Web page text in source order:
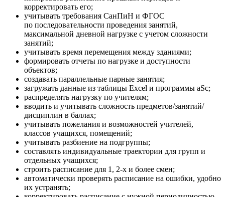
корректировать его;
учитывать требования СанПиН и ФГОС
по последовательности проведения занятий,
максимальной дневной нагрузке с учетом сложности
занятий;
учитывать время перемещения между зданиями;
формировать отчеты по нагрузке и доступности
объектов;
создавать параллельные парные занятия;
загружать данные из таблицы Excel и программы aSc;
распределять нагрузку по учителям;
вводить и учитывать сложность предметов/занятий/
дисциплин в баллах;
учитывать пожелания и возможностей учителей,
классов учащихся, помещений;
учитывать разбиение на подгруппы;
составлять индивидуальные траектории для групп и
отдельных учащихся;
строить расписание для 1, 2-х и более смен;
автоматически проверять расписание на ошибки, удобно
их устранять;